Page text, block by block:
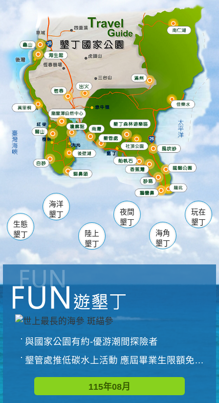
南仁湖
龜山
海生館
滿州
出火
恆春
佳樂水
萬里桐
龍鑾潭自然中心
森林遊樂區
瓊麻館 南灣
關山
墾管處遊客中心
社頂公園
風吹沙
後壁湖
船帆石
白砂
貓鼻頭
龍磐公園
香蕉灣
砂島
龍坑
鵝鑾鼻
生態
墾丁
海洋
墾丁
陸上
墾丁
夜間
墾丁
海角
墾丁
玩在
墾丁
與國家公園有約-優游潮間探險者
墾管處推低碳水上活動 應屆畢業生限額免費參加
115年08月